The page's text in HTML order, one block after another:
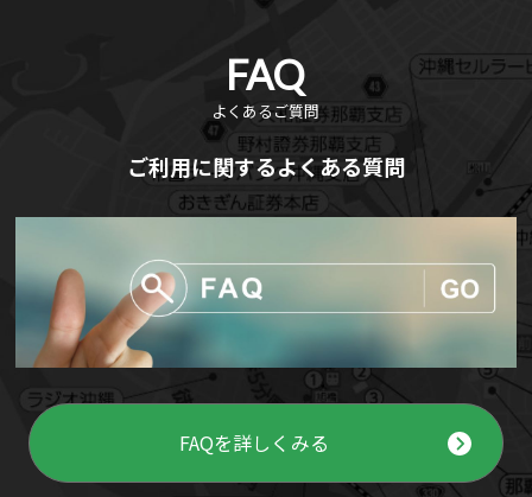
FAQ
よくあるご質問
ご利用に関するよくある質問
FAQを詳しくみる